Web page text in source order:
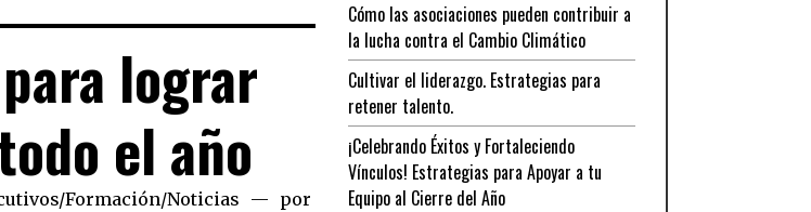
lograr
el año
/Formación/Noticias
por
Cómo las asociaciones pueden contribuir a
la lucha contra el Cambio Climático
Cultivar el liderazgo. Estrategias para
retener talento.
¡Celebrando Éxitos y Fortaleciendo
Vínculos! Estrategias para Apoyar a tu
Equipo al Cierre del Año